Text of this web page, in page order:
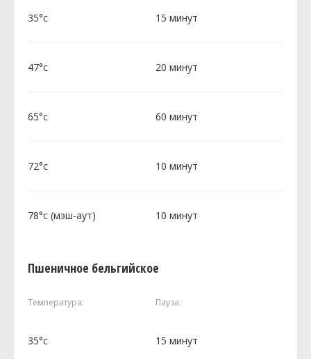
35°c 15 минут
47°c 20 минут
65°c 60 минут
72°c 10 минут
78°c (мэш-аут) 10 минут
Пшеничное бельгийское
Температура: Пауза:
35°c 15 минут